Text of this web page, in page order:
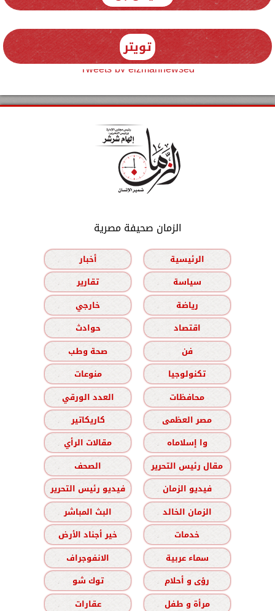
تويتر
Tweets by elzmannewseg
الزمان صحيفة مصرية
الرئيسية
أخبار
سياسة
تقارير
رياضة
خارجي
اقتصاد
حوادث
فن
صحة وطب
تكنولوجيا
منوعات
محافظات
العدد الورقي
مصر العظمى
كاريكاتير
وا إسلاماه
مقالات الرأي
مقال رئيس التحرير
الصحف
فيديو الزمان
فيديو رئيس التحرير
الزمان الخالد
البث المباشر
خدمات
خير أجناد الأرض
سماء عربية
الانفوجراف
رؤى و أحلام
توك شو
مرأة و طفل
عقارات